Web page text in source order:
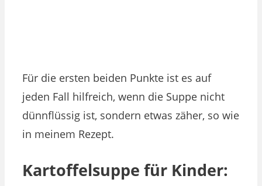
Für die ersten beiden Punkte ist es auf
jeden Fall hilfreich, wenn die Suppe nicht
dünnflüssig ist, sondern etwas zäher, so wie
in meinem Rezept.
Kartoffelsuppe für Kinder: